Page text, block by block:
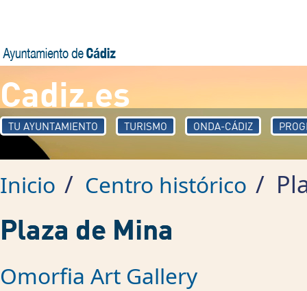
Cadiz.es
TU AYUNTAMIENTO TURISMO ONDA-CÁDIZ
Inicio / Centro histórico /
Plaza de Mina
Omorfia Art Gallery